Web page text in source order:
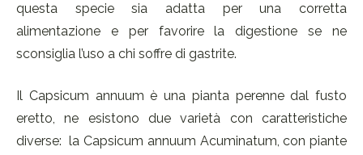
questa specie sia adatta per una corretta
alimentazione e per favorire la digestione se ne
sconsiglia l’uso a chi soffre di gastrite.
Il Capsicum annuum è una pianta perenne dal fusto
eretto, ne esistono due varietà con caratteristiche
diverse: la Capsicum annuum Acuminatum, con piante